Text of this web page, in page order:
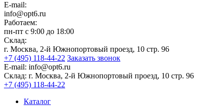
E-mail:
info@opt6.ru
Работаем:
пн-пт с 9:00 до 18:00
Склад:
г. Москва, 2-й Южнопортовый проезд, 10 стр. 96
+7 (495) 118-44-22 Заказать звонок
E-mail: info@opt6.ru
Склад: г. Москва, 2-й Южнопортовый проезд, 10 стр. 96
+7 (495) 118-44-22
Каталог